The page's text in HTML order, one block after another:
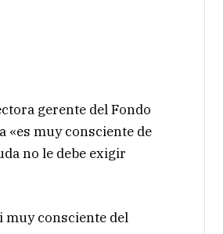
gerente del Fondo
«es muy consciente de
no le debe exigir
muy consciente del